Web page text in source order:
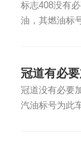
标志408没有
油，其燃油标
冠道有必
冠道没有必要
汽油标号为此